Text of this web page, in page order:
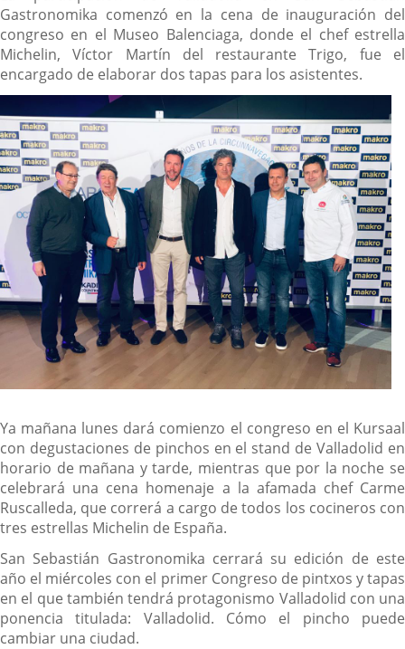
Gastronomika comenzó en la cena de inauguración del
congreso en el Museo Balenciaga, donde el chef estrella
Michelin, Víctor Martín del restaurante Trigo, fue el
encargado de elaborar dos tapas para los asistentes.
Ya mañana lunes dará comienzo el congreso en el Kursaal
con degustaciones de pinchos en el stand de Valladolid en
horario de mañana y tarde, mientras que por la noche se
celebrará una cena homenaje a la afamada chef Carme
Ruscalleda, que correrá a cargo de todos los cocineros con
tres estrellas Michelin de España.
San Sebastián Gastronomika cerrará su edición de este
año el miércoles con el primer Congreso de pintxos y tapas
en el que también tendrá protagonismo Valladolid con una
ponencia titulada: Valladolid. Cómo el pincho puede
cambiar una ciudad.